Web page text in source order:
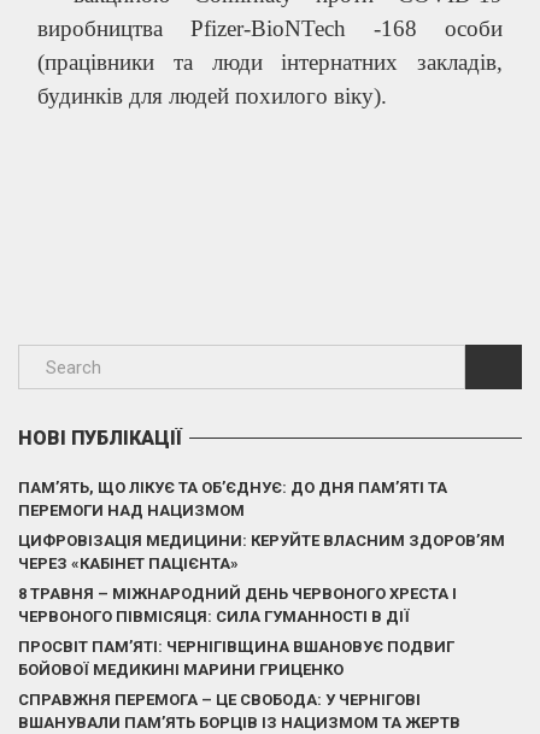
виробництва Pfizer-BioNTech -168 особи
(працівники та люди інтернатних закладів,
будинків для людей похилого віку).
НОВІ ПУБЛІКАЦІЇ
ПАМ’ЯТЬ, ЩО ЛІКУЄ ТА ОБ’ЄДНУЄ: ДО ДНЯ ПАМ’ЯТІ ТА
ПЕРЕМОГИ НАД НАЦИЗМОМ
ЦИФРОВІЗАЦІЯ МЕДИЦИНИ: КЕРУЙТЕ ВЛАСНИМ ЗДОРОВ’ЯМ
ЧЕРЕЗ «КАБІНЕТ ПАЦІЄНТА»
8 ТРАВНЯ – МІЖНАРОДНИЙ ДЕНЬ ЧЕРВОНОГО ХРЕСТА І
ЧЕРВОНОГО ПІВМІСЯЦЯ: СИЛА ГУМАННОСТІ В ДІЇ
ПРОСВІТ ПАМ’ЯТІ: ЧЕРНІГІВЩИНА ВШАНОВУЄ ПОДВИГ
БОЙОВОЇ МЕДИКИНІ МАРИНИ ГРИЦЕНКО
СПРАВЖНЯ ПЕРЕМОГА – ЦЕ СВОБОДА: У ЧЕРНІГОВІ
ВШАНУВАЛИ ПАМ’ЯТЬ БОРЦІВ ІЗ НАЦИЗМОМ ТА ЖЕРТВ